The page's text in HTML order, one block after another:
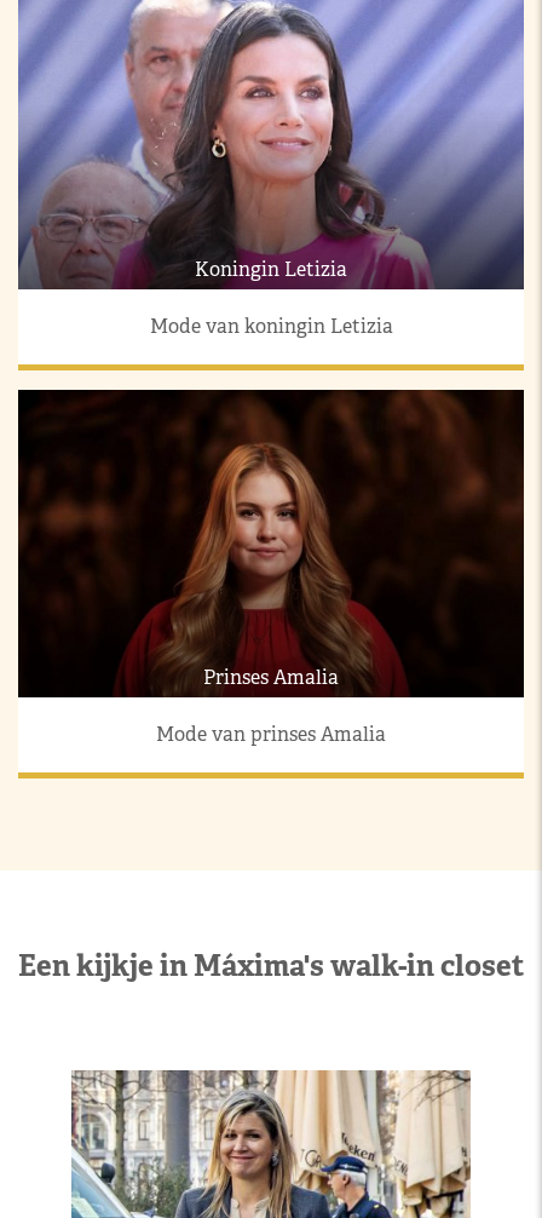
Koningin Letizia
Mode van koningin Letizia
Prinses Amalia
Mode van prinses Amalia
Een kijkje in Máxima's walk-in closet